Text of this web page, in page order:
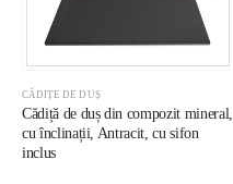
CĂDIȚE DE DUȘ
Cădiță de duș din compozit mineral,
cu înclinații, Antracit, cu sifon
inclus